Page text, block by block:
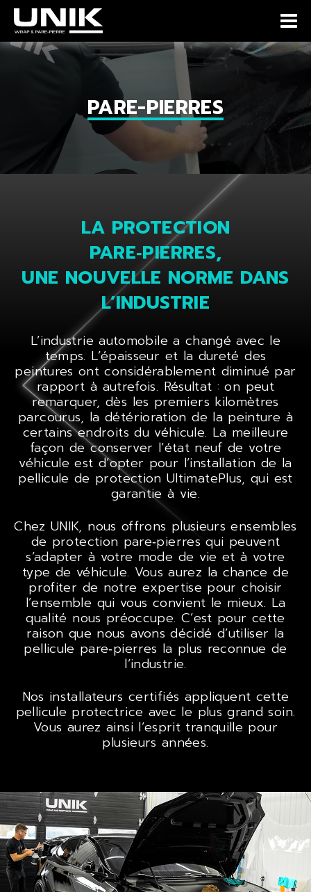
PARE-PIERRES
LA PROTECTION
PARE‑PIERRES,
UNE NOUVELLE NORME DANS
L’INDUSTRIE
L’industrie automobile a changé avec le
temps. L’épaisseur et la dureté des
peintures ont considérablement diminué par
rapport à autrefois. Résultat : on peut
remarquer, dès les premiers kilomètres
parcourus, la détérioration de la peinture à
certains endroits du véhicule. La meilleure
façon de conserver l’état neuf de votre
véhicule est d’opter pour l’installation de la
pellicule de protection UltimatePlus, qui est
garantie à vie.
Chez UNIK, nous offrons plusieurs ensembles
de protection pare‑pierres qui peuvent
s’adapter à votre mode de vie et à votre
type de véhicule. Vous aurez la chance de
profiter de notre expertise pour choisir
l’ensemble qui vous convient le mieux. La
qualité nous préoccupe. C’est pour cette
raison que nous avons décidé d’utiliser la
pellicule pare‑pierres la plus reconnue de
l’industrie.
Nos installateurs certifiés appliquent cette
pellicule protectrice avec le plus grand soin.
Vous aurez ainsi l’esprit tranquille pour
plusieurs années.